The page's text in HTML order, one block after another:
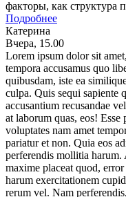
факторы, как структура
Подробнее
Катерина
Вчера, 15.00
Lorem ipsum dolor sit
tempora accusamus quo
quibusdam, iste ea
culpa. Quis sequi sapiente
accusantium recusandae
at laborum quas, eos! Esse
voluptates nam amet
pariatur et non. Quia eos
perferendis mollitia
maxime placeat quod,
harum exercitationem
rerum vel. Nam